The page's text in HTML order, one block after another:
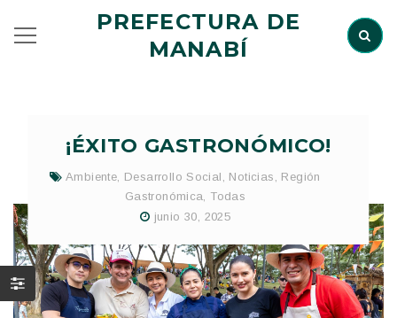
PREFECTURA DE
MANABÍ
¡ÉXITO GASTRONÓMICO!
Ambiente, Desarrollo Social , Noticias , Región
Gastronómica, Todas
junio 30, 2025